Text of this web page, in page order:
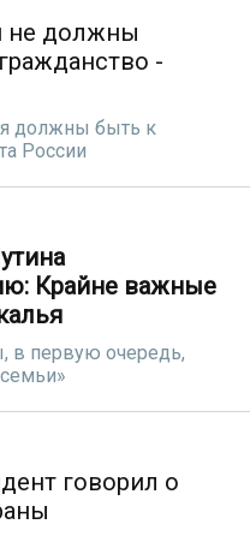
не должны
-
должны быть к
России
Крайне важные
в первую очередь,
говорил о